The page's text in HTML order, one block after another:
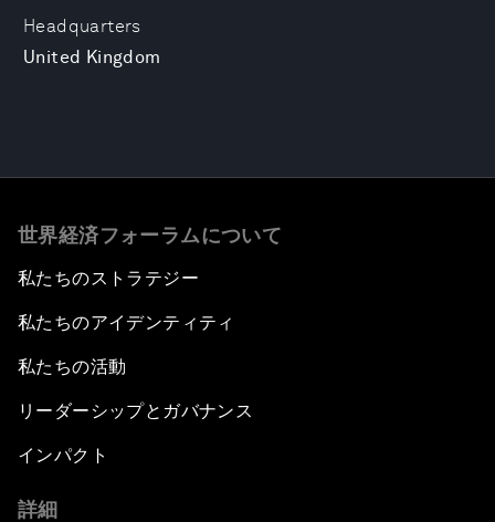
Headquarters
United Kingdom
世界経済フォーラムについて
私たちのストラテジー
私たちのアイデンティティ
私たちの活動
リーダーシップとガバナンス
インパクト
詳細